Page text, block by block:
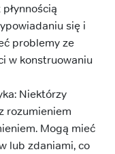
się i
problemy ze
w konstruowaniu
Niektórzy
rozumieniem
Mogą mieć
lub zdaniami, co